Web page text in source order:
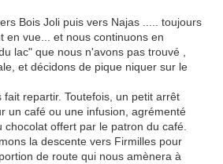
Bois Joli puis vers Najas ..... toujours
en vue... et nous continuons en
lac" que nous n'avons pas trouvé ,
et décidons de pique niquer sur le
repartir. Toutefois, un petit arrêt
un café ou une infusion, agrémenté
offert par le patron du café.
la descente vers Firmilles pour
de route qui nous amènera à